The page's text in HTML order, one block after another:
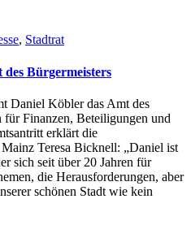
, Stadtrat
Bürgermeisters
Daniel Köbler das Amt des
für Finanzen, Beteiligungen und
erklärt die
Teresa Bicknell: „Daniel ist
sich seit über 20 Jahren für
die Herausforderungen, aber
schönen Stadt wie kein